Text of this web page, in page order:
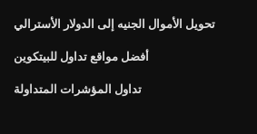
تحويل الأموال الجنيه إلى الدولار الأسترالي
أفضل مواقع تداول للبيتكوين
تداول المؤشرات المتداولة